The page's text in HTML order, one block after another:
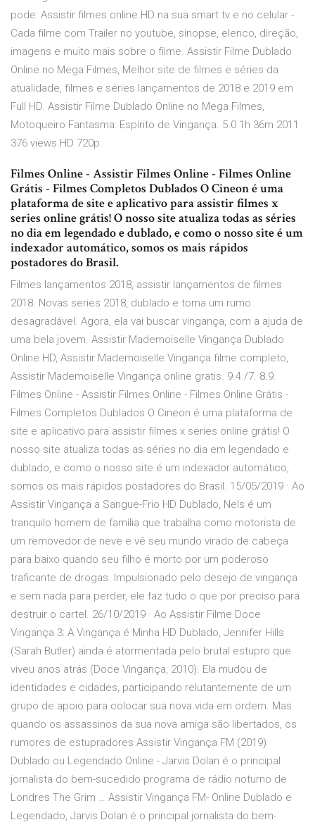
pode: Assistir filmes online HD na sua smart tv e no celular -
Cada filme com Trailer no youtube, sinopse, elenco, direção,
imagens e muito mais sobre o filme. Assistir Filme Dublado
Online no Mega Filmes, Melhor site de filmes e séries da
atualidade, filmes e séries lançamentos de 2018 e 2019 em
Full HD. Assistir Filme Dublado Online no Mega Filmes,
Motoqueiro Fantasma: Espírito de Vingança. 5.0 1h 36m 2011
376 views HD 720p.
Filmes Online - Assistir Filmes Online - Filmes Online
Grátis - Filmes Completos Dublados O Cineon é uma
plataforma de site e aplicativo para assistir filmes x
series online grátis! O nosso site atualiza todas as séries
no dia em legendado e dublado, e como o nosso site é um
indexador automático, somos os mais rápidos
postadores do Brasil.
Filmes lançamentos 2018, assistir lançamentos de filmes
2018. Novas series 2018, dublado e toma um rumo
desagradável. Agora, ela vai buscar vingança, com a ajuda de
uma bela jovem. Assistir Mademoiselle Vingança Dublado
Online HD, Assistir Mademoiselle Vingança filme completo,
Assistir Mademoiselle Vingança online gratis. 9.4 /7. 8.9.
Filmes Online - Assistir Filmes Online - Filmes Online Grátis -
Filmes Completos Dublados O Cineon é uma plataforma de
site e aplicativo para assistir filmes x series online grátis! O
nosso site atualiza todas as séries no dia em legendado e
dublado, e como o nosso site é um indexador automático,
somos os mais rápidos postadores do Brasil. 15/05/2019 · Ao
Assistir Vingança a Sangue-Frio HD Dublado, Nels é um
tranquilo homem de família que trabalha como motorista de
um removedor de neve e vê seu mundo virado de cabeça
para baixo quando seu filho é morto por um poderoso
traficante de drogas. Impulsionado pelo desejo de vingança
e sem nada para perder, ele faz tudo o que por preciso para
destruir o cartel. 26/10/2019 · Ao Assistir Filme Doce
Vingança 3: A Vingança é Minha HD Dublado, Jennifer Hills
(Sarah Butler) ainda é atormentada pelo brutal estupro que
viveu anos atrás (Doce Vingança, 2010). Ela mudou de
identidades e cidades, participando relutantemente de um
grupo de apoio para colocar sua nova vida em ordem. Mas
quando os assassinos da sua nova amiga são libertados, os
rumores de estupradores Assistir Vingança FM (2019)
Dublado ou Legendado Online - Jarvis Dolan é o principal
jornalista do bem-sucedido programa de rádio noturno de
Londres The Grim … Assistir Vingança FM- Online Dublado e
Legendado, Jarvis Dolan é o principal jornalista do bem-